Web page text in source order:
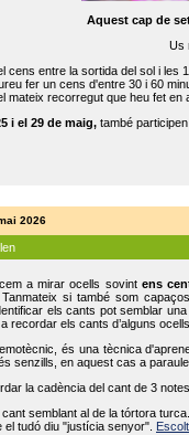
Aquest cap de
Us
cens entre la sortida del sol i les
fer un cens d'entre 30 i 60
mateix recorregut que heu fet en
i el 29 de maig, també
2026
a mirar ocells sovint ens
Tanmateix si també som
els cants pot semblar
recordar els cants d’alguns
és una tècnica
senzills, en aquest cas a
la cadència del cant de 3
cant semblant al de la tórtora
el tudó diu "justícia senyor".